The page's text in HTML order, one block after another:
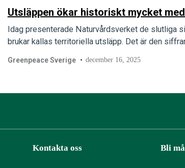
Utsläppen ökar historiskt mycket
Idag presenterade Naturvårdsverket de slutliga
brukar kallas territoriella utsläpp. Det är den
Greenpeace Sverige december 16, 2025
Kontakta oss Bli